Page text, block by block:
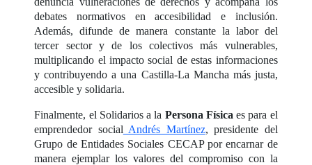
debates normativos en accesibilidad e inclusión.
Además, difunde de manera constante la labor del
tercer sector y de los colectivos más vulnerables,
multiplicando el impacto social de estas informaciones
y contribuyendo a una Castilla-La Mancha más justa,
accesible y solidaria.
Finalmente, el Solidarios a la Persona Físicaes para el
emprendedor social Andrés Martínez, presidente del
Grupo de Entidades Sociales CECAP por encarnar de
manera ejemplar los valores del compromiso con la